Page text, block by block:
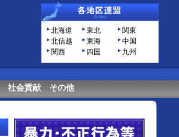
北海道 東北
関東
北信越
東海
中国
関西
四国 九州
社会貢献 その他